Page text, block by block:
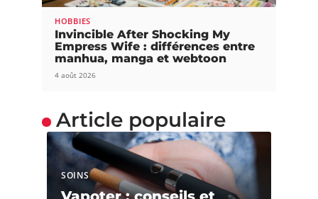
HOBBIES
Invincible After Shocking My
Empress Wife : différences entre
manhua, manga et webtoon
4 août 2026
Article populaire
SOINS